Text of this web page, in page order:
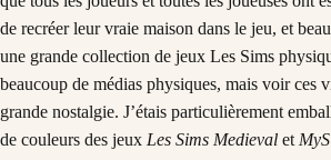
de recréer leur vraie maison dans le jeu, et
une grande collection de jeux Les Sims
beaucoup de médias physiques, mais voir ces
grande nostalgie. J’étais particulièrement
de couleurs des jeux Les Sims Medieval et